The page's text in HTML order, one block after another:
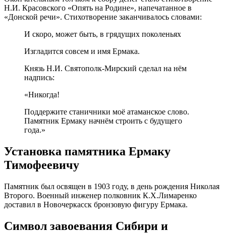
Н.И. Красовского «Опять на Родине», напечатанное в
«Донской речи». Стихотворение заканчивалось словами:
И скоро, может быть, в грядущих поколеньях
Изгладится совсем и имя Ермака.
Князь Н.И. Святополк-Мирский сделал на нём
надпись:
«Никогда!
Поддержите станичники моё атаманское слово.
Памятник Ермаку начнём строить с будущего
года.»
Установка памятника Ермаку
Тимофеевичу
Памятник был освящен в 1903 году, в день рождения Николая
Второго. Военный инженер полковник К.Х.Лимаренко
доставил в Новочеркасск бронзовую фигуру Ермака.
Символ завоевания Сибири и